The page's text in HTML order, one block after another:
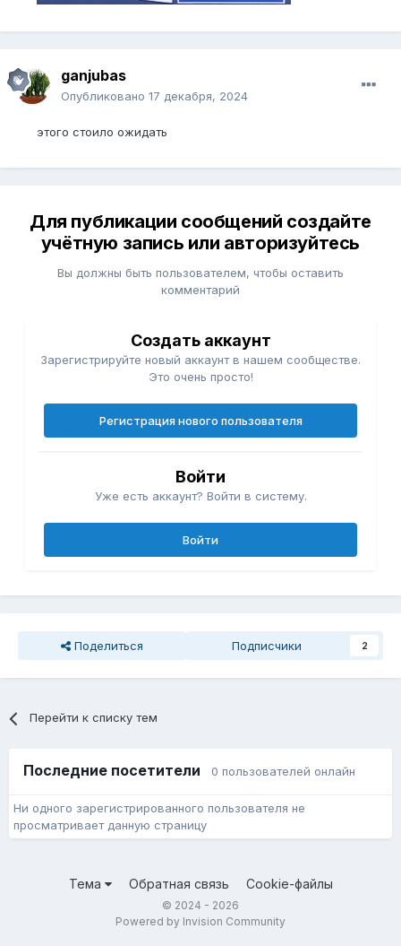
ganjubas
Опубликовано 17 декабря, 2024
этого стоило ожидать
Для публикации сообщений создайте
учётную запись или авторизуйтесь
Вы должны быть пользователем, чтобы оставить
комментарий
Создать аккаунт
Зарегистрируйте новый аккаунт в нашем сообществе.
Это очень просто!
Регистрация нового пользователя
Войти
Уже есть аккаунт? Войти в систему.
Войти
Поделиться Подписчики 2
Перейти к списку тем
Последние посетители 0 пользователей онлайн
Ни одного зарегистрированного пользователя не
просматривает данную страницу
Тема Обратная связь Cookie-файлы
© 2024 - 2026
Powered by Invision Community